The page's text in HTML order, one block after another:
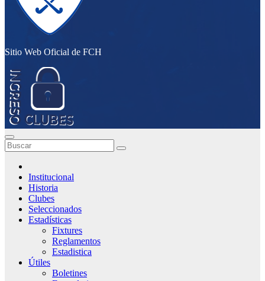
Sitio Web Oficial de FCH
Institucional
Historia
Clubes
Seleccionados
Estadísticas
Fixtures
Reglamentos
Estadistica
Útiles
Boletines